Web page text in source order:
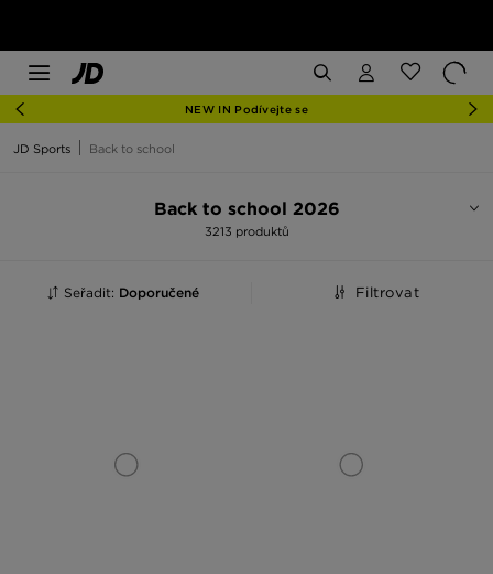
NEW IN Podívejte se
JD Sports Back to school
Back to school 2026
3213 produktů
Seřadit: Doporučené Filtrovat